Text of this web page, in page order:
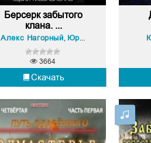
Берсерк забытого
клана. ...
Алекс Нагорный, Юрий Москаленко
Скачать
3664